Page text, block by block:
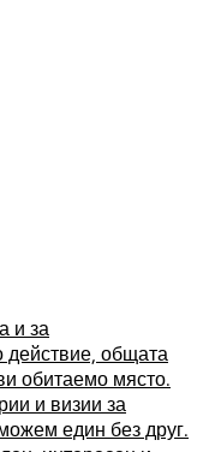
и за
действие, общата
обитаемо място.
и визии за
един без друг.